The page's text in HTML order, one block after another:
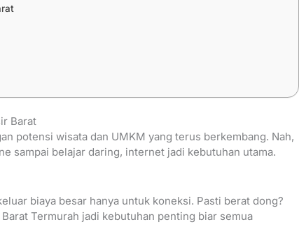
Barat
potensi wisata dan UMKM yang terus berkembang. Nah,
sampai belajar daring, internet jadi kebutuhan utama.
biaya besar hanya untuk koneksi. Pasti berat dong?
Termurah jadi kebutuhan penting biar semua